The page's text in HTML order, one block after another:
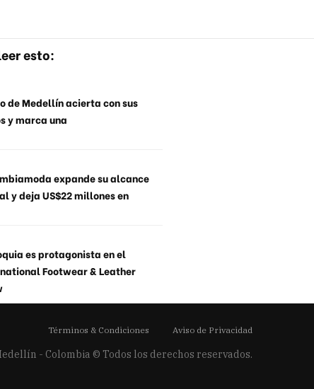
esto:
de Medellín acierta con sus
y marca una
expande su alcance
y deja US$22 millones en
es protagonista en el
Footwear & Leather
Términos & Condiciones Aviso de Privacidad